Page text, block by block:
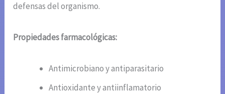
defensas del organismo.
Propiedades farmacológicas:
Antimicrobiano y antiparasitario
Antioxidante y antiinflamatorio